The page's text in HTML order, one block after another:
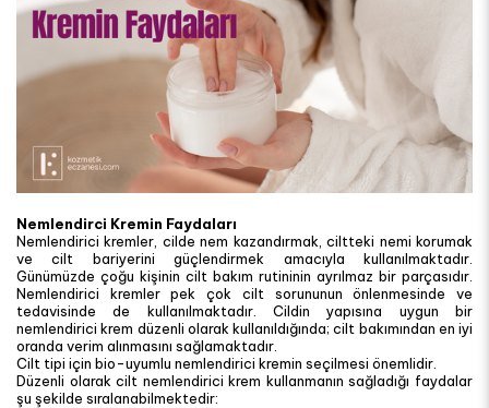
Nemlendirci Kremin Faydaları
Nemlendirici kremler, cilde nem kazandırmak, ciltteki nemi korumak
ve cilt bariyerini güçlendirmek amacıyla kullanılmaktadır.
Günümüzde çoğu kişinin cilt bakım rutininin ayrılmaz bir parçasıdır.
Nemlendirici kremler pek çok cilt sorununun önlenmesinde ve
tedavisinde de kullanılmaktadır. Cildin yapısına uygun bir
nemlendirici krem düzenli olarak kullanıldığında; cilt bakımından en iyi
oranda verim alınmasını sağlamaktadır.
Cilt tipi için bio-uyumlu nemlendirici kremin seçilmesi önemlidir.
Düzenli olarak cilt nemlendirici krem kullanmanın sağladığı faydalar
şu şekilde sıralanabilmektedir: